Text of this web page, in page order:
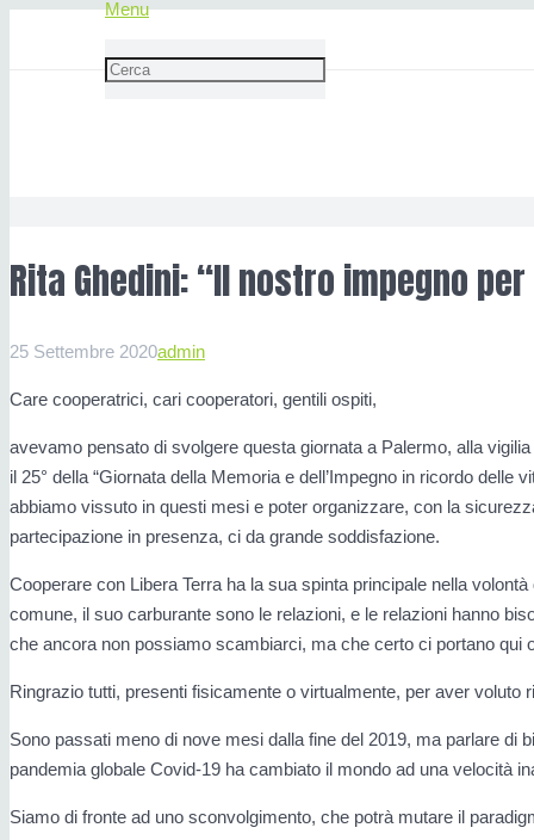
Menu
Rita Ghedini: “Il nostro impegno
25 Settembre 2020admin
Care cooperatrici, cari cooperatori, gentili ospiti,
avevamo pensato di svolgere questa giornata a Palermo, alla
il 25° della “Giornata della Memoria e dell’Impegno in ricordo delle
abbiamo vissuto in questi mesi e poter organizzare, con la
partecipazione in presenza, ci da grande soddisfazione.
Cooperare con Libera Terra ha la sua spinta principale nella
comune, il suo carburante sono le relazioni, e le relazioni hanno
che ancora non possiamo scambiarci, ma che certo ci portano qui
Ringrazio tutti, presenti fisicamente o virtualmente, per aver
Sono passati meno di nove mesi dalla fine del 2019, ma parlare di
pandemia globale Covid-19 ha cambiato il mondo ad una velocità
Siamo di fronte ad uno sconvolgimento, che potrà mutare il